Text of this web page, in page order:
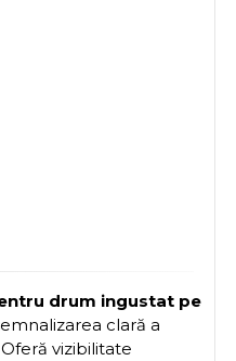
drum ingustat pe
clară a
vizibilitate